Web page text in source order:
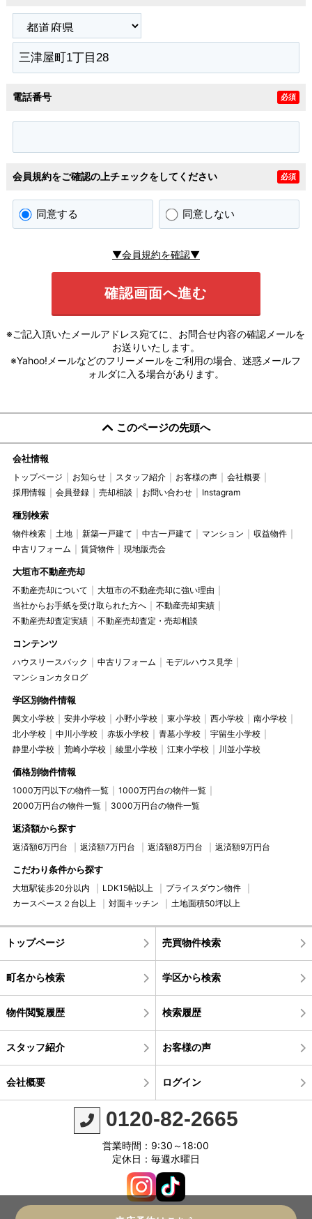
電話番号 必須
会員規約をご確認の上チェックをしてください 必須
同意する 同意しない
▼会員規約を確認▼
※ご記入頂いたメールアドレス宛てに、お問合せ内容の確認メールを
お送りいたします。
※Yahoo!メールなどのフリーメールをご利用の場合、迷惑メールフ
ォルダに入る場合があります。
このページの先頭へ
会社情報
トップページ お知らせ スタッフ紹介 お客様の声
会社概要
採用情報
会員登録 売却相談 お問い合わせ Instagram
種別検索
物件検索 土地 新築一戸建て 中古一戸建て マンション
収益物件
中古リフォーム
賃貸物件 現地販売会
大垣市不動産売却
不動産売却について
大垣市の不動産売却に強い理由
当社からお手紙を受け取られた方へ
不動産売却実績
不動産売却査定実績
不動産売却査定・売却相談
コンテンツ
ハウスリースバック 中古リフォーム
モデルハウス見学
マンションカタログ
学区別物件情報
興文小学校 安井小学校 小野小学校 東小学校 西小学校
南小学校
北小学校
中川小学校 赤坂小学校 青墓小学校
宇留生小学校
静里小学校
荒崎小学校 綾里小学校 江東小学校 川並小学校
価格別物件情報
1000万円以下の物件一覧
1000万円台の物件一覧
2000万円台の物件一覧
3000万円台の物件一覧
返済額から探す
返済額6万円台 返済額7万円台 返済額8万円台 返済額9万円台
こだわり条件から探す
大垣駅徒歩20分以内 LDK15帖以上
プライスダウン物件
カースペース２台以上
対面キッチン 土地面積50坪以上
トップページ 売買物件検索
町名から検索 学区から検索
物件閲覧履歴 検索履歴
スタッフ紹介 お客様の声
会社概要 ログイン
0120-82-2665
営業時間：9:30～18:00
定休日：毎週水曜日